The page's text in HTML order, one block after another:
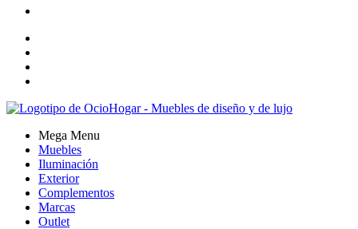
Mega Menu
Muebles
Iluminación
Exterior
Complementos
Marcas
Outlet